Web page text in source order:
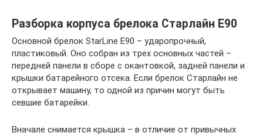
Разборка корпуса брелока Старлайн Е90
Основной брелок StarLine E90 – ударопрочный,
пластиковый. Оно собран из трех основных частей –
передней панели в сборе с окантовкой, задней панели и
крышки батарейного отсека. Если брелок Старлайн не
открывает машину, то одной из причин могут быть
севшие батарейки.
Вначале снимается крышка – в отличие от привычных